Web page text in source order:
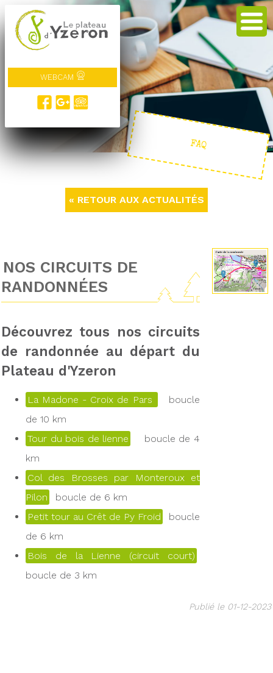
WEBCAM
FAQ
« RETOUR AUX ACTUALITÉS
NOS CIRCUITS DE
RANDONNÉES
Découvrez tous nos circuits
de randonnée au départ du
Plateau d'Yzeron
La Madone - Croix de Pars
boucle
de 10 km
Tour du bois de lienne
boucle de 4
km
Col des Brosses par Monteroux et
Pilon
boucle de 6 km
Petit tour au Crêt de Py Froid
boucle
de 6 km
Bois de la Lienne (circuit court)
boucle de 3 km
Publié le 01-12-2023